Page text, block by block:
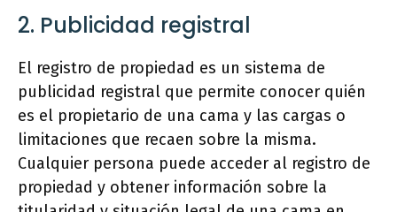
2. Publicidad registral
El registro de propiedad es un sistema de
publicidad registral que permite conocer quién
es el propietario de una cama y las cargas o
limitaciones que recaen sobre la misma.
Cualquier persona puede acceder al registro de
propiedad y obtener información sobre la